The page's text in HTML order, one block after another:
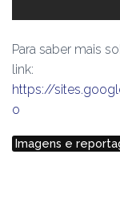
Para saber mais
link:
https://
o
Imagens e